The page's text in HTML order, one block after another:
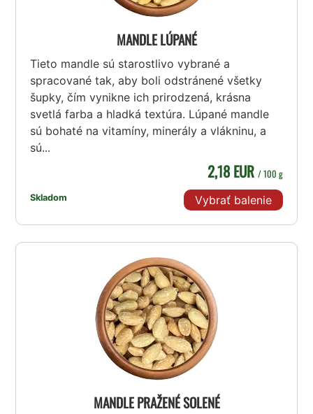
MANDLE LÚPANÉ
Tieto mandle sú starostlivo vybrané a
spracované tak, aby boli odstránené všetky
šupky, čím vynikne ich prirodzená, krásna
svetlá farba a hladká textúra. Lúpané mandle
sú bohaté na vitamíny, minerály a vlákninu, a
sú...
Skladom
2,18 EUR / 100 g
Vybrať balenie
MANDLE PRAŽENÉ SOLENÉ